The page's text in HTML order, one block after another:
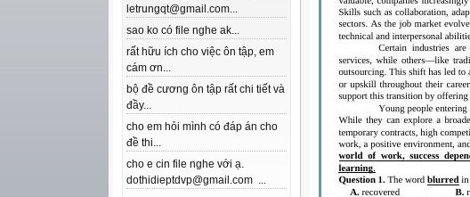
letrungqt@gmail.com...
sao ko có file nghe ak...
rất hữu ích cho việc ôn tập, em
cám ơn...
bộ đề cương ôn tập rất chi tiết và
đầy...
cho em hỏi mình có đáp án cho
đề thi...
cho e cin file nghe với ạ.
dothidieptdvp@gmail.com ...